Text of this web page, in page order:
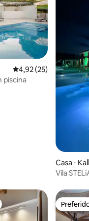
4,92 de uma
4,92 (25)
piscina
Casa ⋅
Vila
dos hóspedes